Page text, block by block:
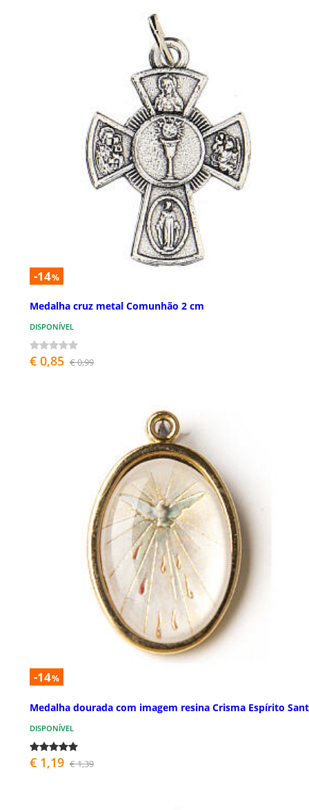
-14%
Medalha cruz metal Comunhão 2 cm
DISPONÍVEL
€ 0,85 € 0,99
-14%
Medalha dourada com imagem resina Crisma Espírito
DISPONÍVEL
€ 1,19 € 1,39